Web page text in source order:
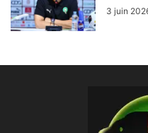
3 juin